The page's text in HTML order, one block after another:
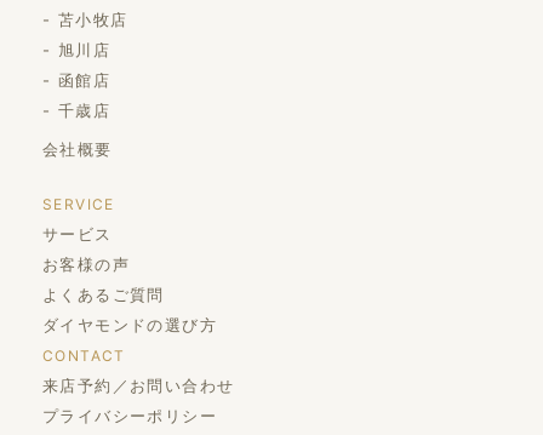
苫小牧店
旭川店
函館店
千歳店
会社概要
SERVICE
サービス
お客様の声
よくあるご質問
ダイヤモンドの選び方
CONTACT
来店予約／お問い合わせ
プライバシーポリシー